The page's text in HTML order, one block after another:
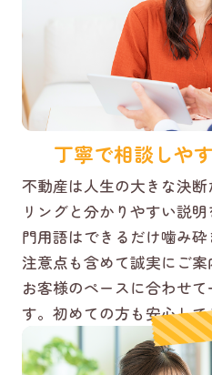
丁寧で相談しや
不動産は人生の大きな決
リングと分かりやすい説
門用語はできるだけ噛み
注意点も含めて誠実にご案
お客様のペースに合わせ
す。初めての方も安心して